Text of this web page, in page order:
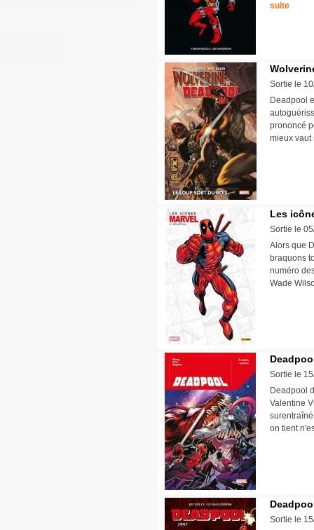
suite
Sortie le
Deadpool
prononcé
mieux
Les
Sortie le
Alors que
braquons
numéro
Wade
Sortie le
Deadpool
Valentine
on tient
Sortie le